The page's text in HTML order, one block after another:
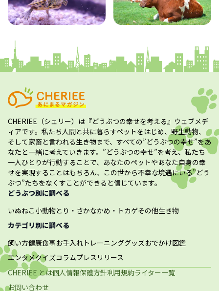
CHERIEE（シェリー） は『どうぶつの幸せを考える』ウェブメデ
ィアです。私たち人間と共に暮らすペットをはじめ、野生動物、
そして家畜と言われる生き物まで、すべての”どうぶつの幸せ”をあ
なたと一緒に考えていきます。”どうぶつの幸せ”を考え、私たち
一人ひとりが行動することで、あなたのペットやあなた自身の幸
せを実現することはもちろん、この世から不幸な境遇にいる”どう
ぶつ”たちをなくすことができると信じています。
どうぶつ別に調べる
いぬねこ小動物とり・さかなかめ・トカゲその他生き物
カテゴリ別に調べる
飼い方健康食事お手入れ トレーニンググッズおでかけ図鑑
エンタメクイズコラムプレスリリース
CHERIEE とは個人情報保護方針利用規約ライター一覧
お問い合わせ